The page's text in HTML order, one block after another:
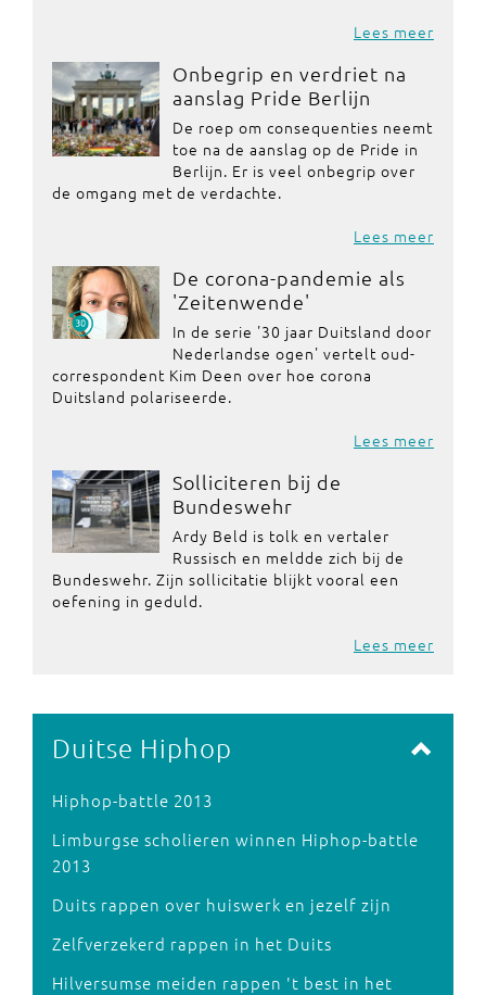
Lees meer
Onbegrip en verdriet na
aanslag Pride Berlijn
De roep om consequenties neemt
toe na de aanslag op de Pride in
Berlijn. Er is veel onbegrip over
de omgang met de verdachte.
Lees meer
De corona-pandemie als
'Zeitenwende'
In de serie '30 jaar Duitsland door
Nederlandse ogen' vertelt oud-
correspondent Kim Deen over hoe corona
Duitsland polariseerde.
Lees meer
Solliciteren bij de
Bundeswehr
Ardy Beld is tolk en vertaler
Russisch en meldde zich bij de
Bundeswehr. Zijn sollicitatie blijkt vooral een
oefening in geduld.
Lees meer
Duitse Hiphop
Hiphop-battle 2013
Limburgse scholieren winnen Hiphop-battle
2013
Duits rappen over huiswerk en jezelf zijn
Zelfverzekerd rappen in het Duits
Hilversumse meiden rappen 't best in het